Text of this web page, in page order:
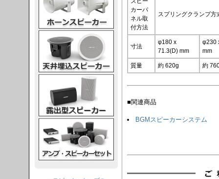
カーパ
ネル取
付方法
スプリングクランプ方
寸法
φ180 x
71.3(D) mm
φ230
mm
質量 約 620g 約
■関連商品
BGMスピーカーシステム